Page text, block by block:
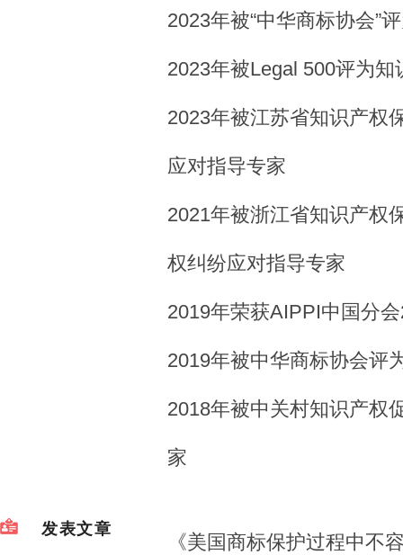
2023年被“中华商标协会”
2023年被Legal 500评为
2023年被江苏省知识产权
应对指导专家
2021年被浙江省知识产权
权纠纷应对指导专家
2019年荣获AIPPI中国分
2019年被中华商标协会评
2018年被中关村知识产权
家
发表文章
《美国商标保护过程中不